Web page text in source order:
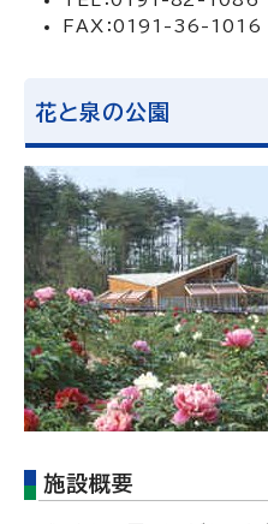
FAX：0191-36-1016
花と泉の公園
施設概要